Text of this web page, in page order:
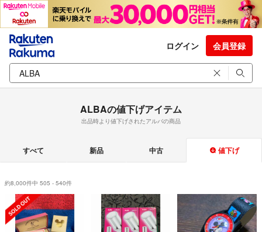
ログイン 会員登録
ALBAの値下げアイテム
出品時より値下げされたアルバの商品
すべて 新品 中古 値下げ
約8,000件中 505 - 540件